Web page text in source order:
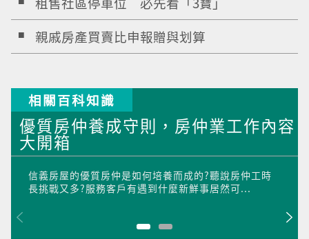
親戚房產買賣比申報贈與划算
相關百科知識
優質房仲養成守則，房仲業工作內容
大開箱
信義房屋的優質房仲是如何培養而成的?聽說房仲工時
長挑戰又多?服務客戶有遇到什麼新鮮事居然可...